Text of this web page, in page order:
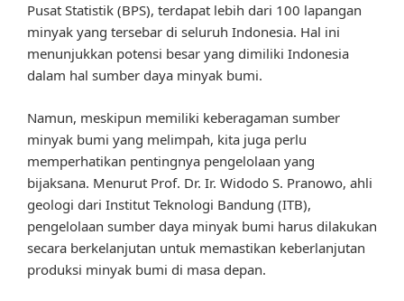
Pusat Statistik (BPS), terdapat lebih dari 100 lapangan
minyak yang tersebar di seluruh Indonesia. Hal ini
menunjukkan potensi besar yang dimiliki Indonesia
dalam hal sumber daya minyak bumi.
Namun, meskipun memiliki keberagaman sumber
minyak bumi yang melimpah, kita juga perlu
memperhatikan pentingnya pengelolaan yang
bijaksana. Menurut Prof. Dr. Ir. Widodo S. Pranowo, ahli
geologi dari Institut Teknologi Bandung (ITB),
pengelolaan sumber daya minyak bumi harus dilakukan
secara berkelanjutan untuk memastikan keberlanjutan
produksi minyak bumi di masa depan.